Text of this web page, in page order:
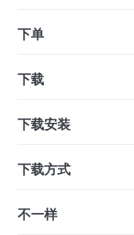
下单
下载
下载安装
下载方式
不一样